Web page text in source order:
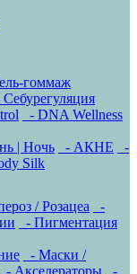
гоммаж
Себурегуляция
- DNA Wellness
| Ночь - АКНЕ
-
Silk
/ Розацеа
-
- Пигментация
- Маски /
- Акселераторы
-